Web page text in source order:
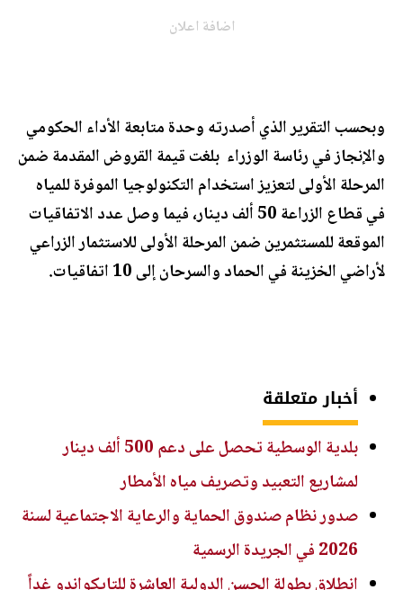
اضافة اعلان
وبحسب التقرير الذي أصدرته وحدة متابعة الأداء الحكومي
والإنجاز في رئاسة الوزراء بلغت قيمة القروض المقدمة ضمن
المرحلة الأولى لتعزيز استخدام التكنولوجيا الموفرة للمياه
في قطاع الزراعة 50 ألف دينار، فيما وصل عدد الاتفاقيات
الموقعة للمستثمرين ضمن المرحلة الأولى للاستثمار الزراعي
لأراضي الخزينة في الحماد والسرحان إلى 10 اتفاقيات.
أخبار متعلقة
بلدية الوسطية تحصل على دعم 500 ألف دينار
لمشاريع التعبيد وتصريف مياه الأمطار
صدور نظام صندوق الحماية والرعاية الاجتماعية لسنة
2026 في الجريدة الرسمية